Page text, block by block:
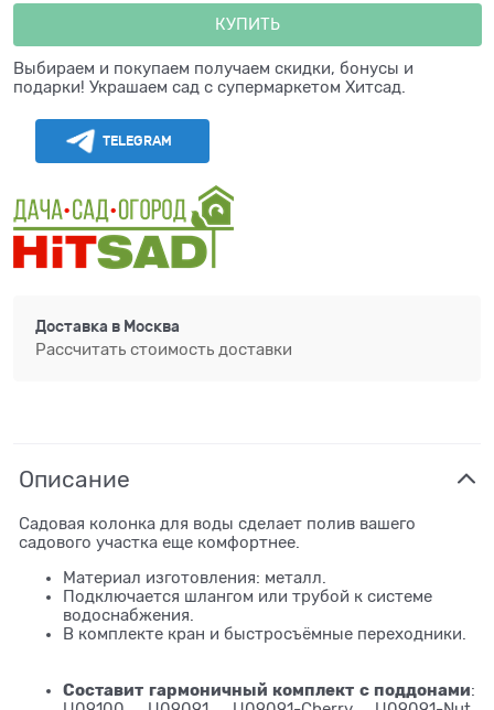
КУПИТЬ
Выбираем и покупаем получаем скидки, бонусы и
подарки! Украшаем сад с супермаркетом Хитсад.
TELEGRAM
Доставка в Москва
Рассчитать стоимость доставки
Описание
Садовая колонка для воды сделает полив вашего
садового участка еще комфортнее.
Материал изготовления: металл.
Подключается шлангом или трубой к системе
водоснабжения.
В комплекте кран и быстросъёмные переходники.
Составит гармоничный комплект с поддонами: